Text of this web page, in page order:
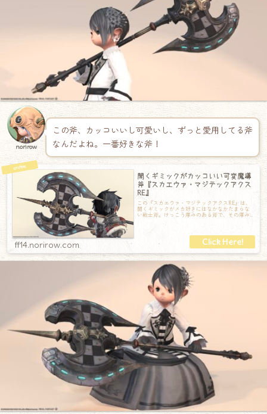
norirow
この斧、カッコいいし可愛いし、ずっと愛用してる斧
なんだよね。一番好きな斧！
開くギミックがカッコいい可変魔導
斧『スカエウァ・マジテックアクス
RE』
この『スカエウァ・マジテックアクスRE』は、
開くギミックがメカ好きにはなかなかたまらな
い戦士斧。けっこう厚みのある斧で、その厚み
ff14.norirow.com